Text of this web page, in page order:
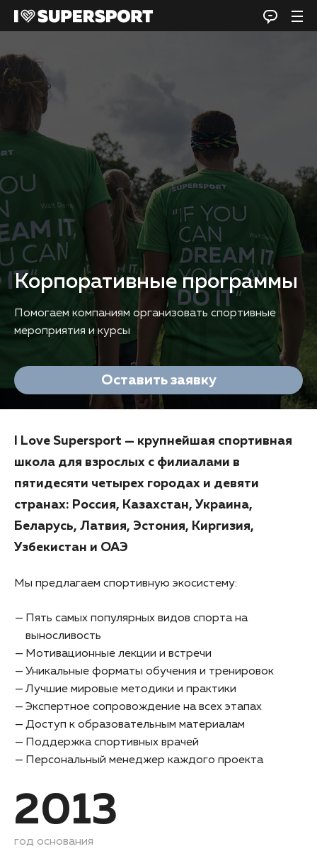
Корпоративные программы
Помогаем компаниям организовать спортивные
мероприятия и курсы
Оставить заявку
I Love Supersport — крупнейшая спортивная
школа для взрослых с филиалами в
пятидесяти четырех городах и девяти
странах: Россия, Казахстан, Украина,
Беларусь, Латвия, Эстония, Киргизия,
Узбекистан и ОАЭ
Мы предлагаем спортивную экосистему:
Пять самых популярных видов спорта на
выносливость
Мотивационные лекции и встречи
Уникальные форматы обучения и тренировок
Лучшие мировые методики и практики
Экспертное сопровождение на всех этапах
Доступ к образовательным материалам
Поддержка спортивных врачей
Персональный менеджер каждого проекта
2013
год основания